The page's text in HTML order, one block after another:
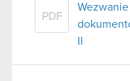
PDF
Wezwanie